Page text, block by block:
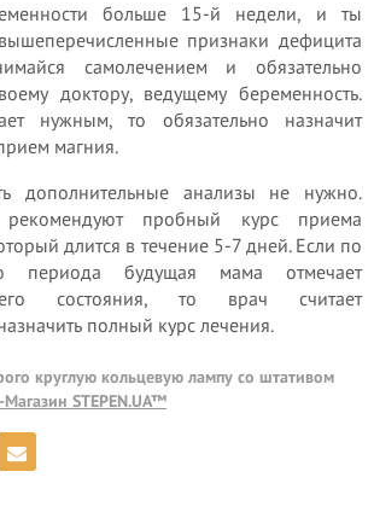
больше 15-й недели, и ты
признаки дефицита
самолечением и обязательно
доктору, ведущему беременность.
нужным, то обязательно назначит
магния.
дополнительные анализы не нужно.
пробный курс приема
длится в течение 5-7 дней. Если по
периода будущая мама отмечает
состояния, то врач считает
полный курс лечения.
круглую кольцевую лампу со штативом
STEPEN.UA™